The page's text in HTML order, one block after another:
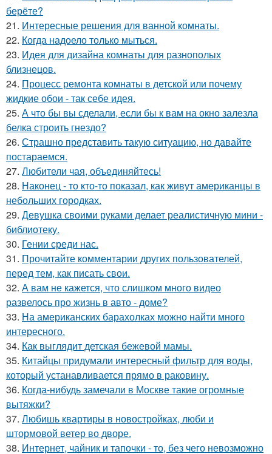
берёте?
21. Интересные решения для ванной комнаты.
22. Когда надоело только мыться.
23. Идея для дизайна комнаты для разнополых
близнецов.
24. Процесс ремонта комнаты в детской или почему
жидкие обои - так себе идея.
25. А что бы вы сделали, если бы к вам на окно залезла
белка строить гнездо?
26. Страшно представить такую ситуацию, но давайте
постараемся.
27. Любители чая, объединяйтесь!
28. Наконец - то кто-то показал, как живут американцы в
небольших городках.
29. Девушка своими руками делает реалистичную мини -
библиотеку.
30. Гении среди нас.
31. Прочитайте комментарии других пользователей,
перед тем, как писать свои.
32. А вам не кажется, что слишком много видео
развелось про жизнь в авто - доме?
33. На американских барахолках можно найти много
интересного.
34. Как выглядит детская бежевой мамы.
35. Китайцы придумали интересный фильтр для воды,
который устанавливается прямо в раковину.
36. Когда-нибудь замечали в Москве такие огромные
вытяжки?
37. Любишь квартиры в новостройках, люби и
штормовой ветер во дворе.
38. Интернет, чайник и тапочки - то, без чего невозможно